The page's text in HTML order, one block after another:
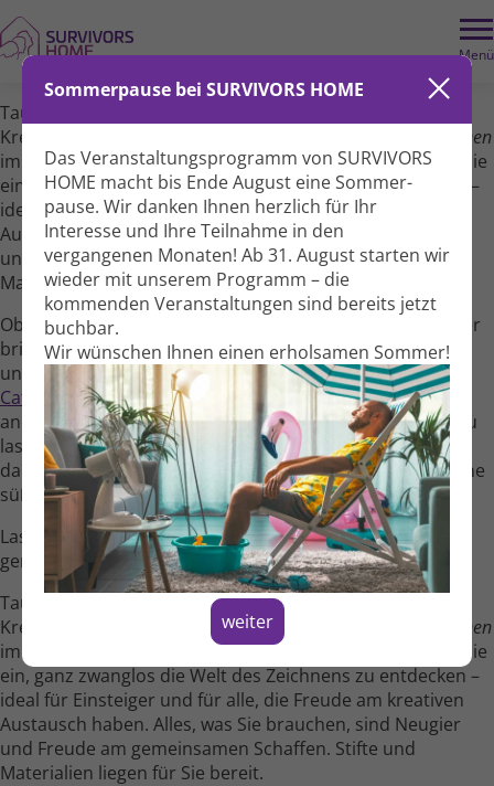
Menü
Sommerpause bei SURVIVORS HOME
Das Veranstaltungs­programm von SURVIVORS
HOME macht bis Ende August eine Sommer­
pause. Wir danken Ihnen herzlich für Ihr
Interesse und Ihre Teil­nahme in den
vergangenen Monaten! Ab 31. August starten wir
wieder mit unserem Programm – die
kommenden Veranstal­tungen sind bereits jetzt
buchbar.
Wir wünschen Ihnen einen erholsamen Sommer!
weiter
Tauchen Sie in einen entspannten Nach­mittag voller
Kreativität und Begegnung ein! Beim
Gemeinsamen Zeichnen
im gemüt­lichen Atelier von SURVIVORS HOME laden wir Sie
ein, ganz zwanglos die Welt des Zeichnens zu entdecken –
ideal für Einsteiger und für alle, die Freude am kreativen
Austausch haben. Alles, was Sie brauchen, sind Neugier
und Freude am gemein­samen Schaffen. Stifte und
Materialien liegen für Sie bereit.
Ob Sie Linien, Formen oder abstrakte Gedanken zu Papier
bringen – im Mittel­punkt steht das gemein­same Erleben
und die Freude am Tun. Parallel zur Veranstaltung
Caféhaus
haben Sie die Möglichkeit, zusammen mit
anderen Gästen Ideen auszu­tauschen, sich inspirieren zu
lassen und kreative Impulse zu sammeln. Genießen Sie
dabei eine Tasse Tee oder Kaffee und gönnen Sie sich eine
süße Kleinig­keit von nebenan.
Lassen Sie uns gemeinsam eine kleine kreative Auszeit
genießen!
Tauchen Sie in einen entspannten Nach­mittag voller
Kreativität und Begegnung ein! Beim
Gemeinsamen Zeichnen
im gemüt­lichen Atelier von SURVIVORS HOME laden wir Sie
ein, ganz zwanglos die Welt des Zeichnens zu entdecken –
ideal für Einsteiger und für alle, die Freude am kreativen
Austausch haben. Alles, was Sie brauchen, sind Neugier
und Freude am gemein­samen Schaffen. Stifte und
Materialien liegen für Sie bereit.